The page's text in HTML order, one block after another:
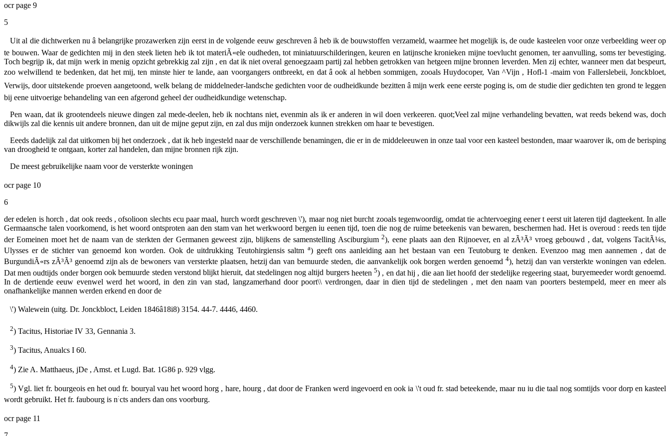
ocr page 9
5
Uit al die dichtwerken nu â belangrijke prozawerken zijn eerst in de volgende eeuw geschreven â heb ik de bouwstoffen verzameld, waarmee het mogelijk is, de oude kasteelen voor onze verbeelding weer op
te bouwen. Waar de gedichten mij in den steek lieten heb ik tot materiÃ«ele oudheden, tot miniatuurschilderingen, keuren en latijnsche kronieken mijne toevlucht genomen, ter aanvulling, soms ter bevestiging.
Toch begrijp ik, dat mijn werk in menig opzicht gebrekkig zal zijn , en dat ik niet overal genoegzaam partij zal hebben getrokken van hetgeen mijne bronnen leverden. Men zij echter, wanneer men dat bespeurt,
zoo welwillend te bedenken, dat het mij, ten minste hier te lande, aan voorgangers ontbreekt, en dat â ook al hebben sommigen, zooals Huydocoper, Van ^Vijn , Hofl-1 -maim von Fallerslebeii, Jonckbloet,
Verwijs, door uitstekende proeven aangetoond, welk belang de middelneder-landsche gedichten voor de oudheidkunde bezitten â mijn werk eene eerste poging is, om de studie dier gedichten ten grond te leggen
bij eene uitvoerige behandeling van een afgerond geheel der oudheidkundige wetenschap.
Pen waan, dat ik grootendeels nieuwe dingen zal mede-deelen, heb ik nochtans niet, evenmin als ik er anderen in wil doen verkeeren. quot;Veel zal mijne verhandeling bevatten, wat reeds bekend was, doch
dikwijls zal die kennis uit andere bronnen, dan uit de mijne geput zijn, en zal dus mijn onderzoek kunnen strekken om haar te bevestigen.
Eeeds dadelijk zal dat uitkomen bij het onderzoek , dat ik heb ingesteld naar de verschillende benamingen, die er in de middeleeuwen in onze taal voor een kasteel bestonden, maar waarover ik, om de berisping
van droogheid te ontgaan, korter zal handelen, dan mijne bronnen rijk zijn.
De meest gebruikelijke naam voor de versterkte woningen
ocr page 10
6
der edelen ishorch , dat ook reeds , ofsolioon slechts ecu paar maal, hurch wordt geschreven \'), maar nog nietburcht zooals tegenwoordig, omdat tie achtervoeging eenert eerst uit lateren tijd dagteekent. In alle
Germaansche talen voorkomend, is het woord ontsproten aan den stam van het werkwoord bergen iu eenen tijd, toen die nog de ruime beteekenis van bewaren, beschermen had. Het is overoud : reeds ten tijde
der Eomeinen moet het de naam van de sterkten der Germanen geweest zijn, blijkens de samenstelling Asciburgium2), eene plaats aan den Rijnoever, en al zÃ³Ã³ vroeg gebouwd , dat, volgens TacitÃ¼s,
Ulysses er de stichter van genoemd kon worden. Ook de uitdrukking Teutohirgiensis saltm a) geeft ons aanleiding aan het bestaan van een Teutoburg te denken. Evenzoo mag men aannemen , dat de
BurgundiÃ«rs zÃ³Ã³ genoemd zijn als de bewoners van versterkte plaatsen, hetzij dan van bemuurde steden, die aanvankelijk ookborgen werden genoemd4), hetzij dan van versterkte woningen van edelen.
Dat men oudtijds onderborgenook bemuurde steden verstond blijkt hieruit, dat stedelingen nog altijd burgersheeten5) , en dat hij , die aan liet hoofd der stedelijke regeering staat, buryemeederwordt genoemd.
In de dertiende eeuw evenwel werd het woord, in den zin van stad, langzamerhand doorpoort\\ verdrongen, daar in dien tijd de stedelingen , met den naam van poortersbestempeld, meer en meer als
onafhankelijke mannen werden erkend en door de
\') Walewein (uitg. Dr. Jonckbloct, Leiden 1846â18i8) 3154. 44-7. 4446, 4460.
2) Tacitus, Historiae IV 33, Gennania 3.
3) Tacitus, Anualcs I 60.
4) Zie A. Matthaeus, jDe , Amst. et Lugd. Bat. 1G86 p. 929 vlgg.
5) Vgl. liet fr. bourgeoisen het oud fr. bouryal vau het woord horg , hare, hourg , dat door de Franken werd ingevoerd en ook ia \'t oud fr. stad beteekende, maar nu iu die taal nog somtijds voor dorp en kasteel
wordt gebruikt. Het fr. faubourg is n:cts anders dan ons voorburg.
ocr page 11